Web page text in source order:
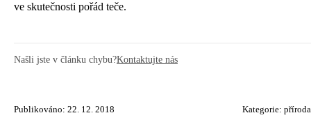
ve skutečnosti pořád teče.
Našli jste v článku chybu?Kontaktujte nás
Publikováno: 22. 12. 2018 Kategorie: příroda